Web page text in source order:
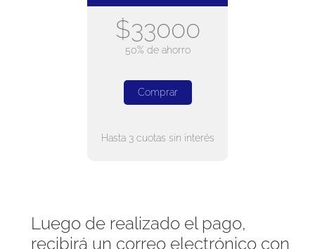
$33000
50% de ahorro
Comprar
Hasta 3 cuotas sin interés
Luego de realizado el pago,
recibirá un correo electrónico con